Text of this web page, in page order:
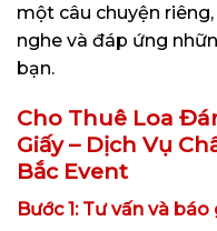
một câu chuyện
nghe và đáp ứng
bạn.
Cho Thuê Loa
Giấy – Dịch Vụ
Bắc Event
Bước 1: Tư vấn và báo